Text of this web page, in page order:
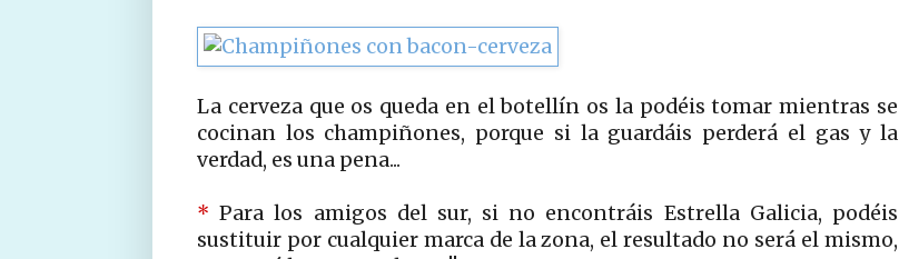
La cerveza que os queda en el botellín os la podéis tomar mientras se
cocinan los champiñones, porque si la guardáis perderá el gas y la
verdad, es una pena...
* Para los amigos del sur, si no encontráis Estrella Galicia, podéis
sustituir por cualquier marca de la zona, el resultado no será el mismo,